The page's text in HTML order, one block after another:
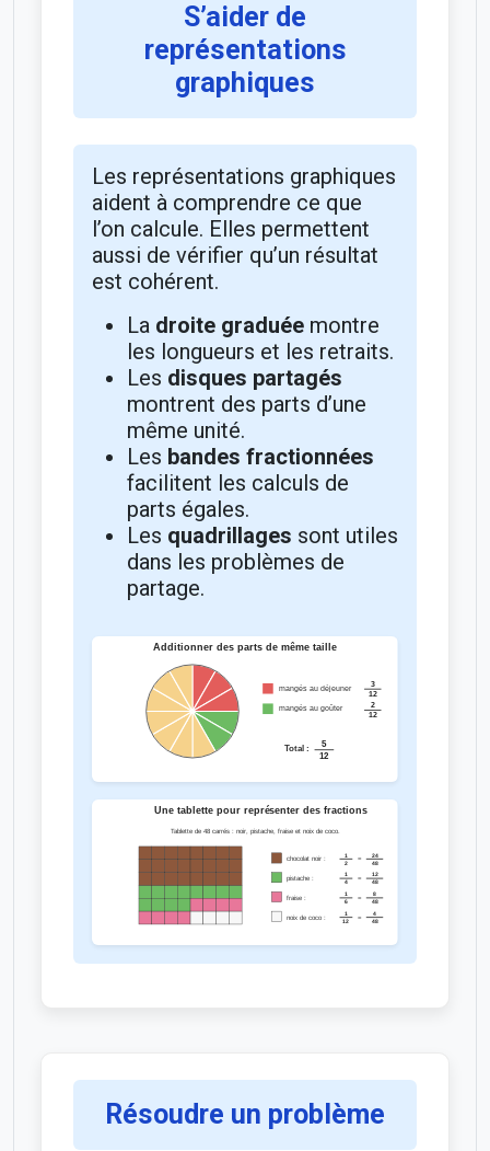
S’aider de
représentations
graphiques
Les représentations graphiques
aident à comprendre ce que
l’on calcule. Elles permettent
aussi de vérifier qu’un résultat
est cohérent.
La droite graduéemontre
les longueurs et les retraits.
Les disques partagés
montrent des parts d’une
même unité.
Les bandes fractionnées
facilitent les calculs de
parts égales.
Les quadrillages sont utiles
dans les problèmes de
partage.
Résoudre un problème